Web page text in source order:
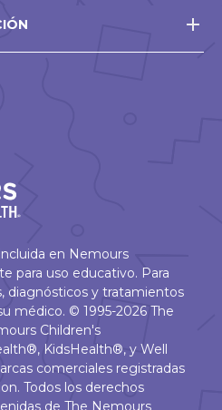
en Nemours
para uso educativo. Para
diagnósticos y tratamientos
médico. © 1995-2026 The
Children's
KidsHealth®, y Well
comerciales registradas
Todos los derechos
de The Nemours